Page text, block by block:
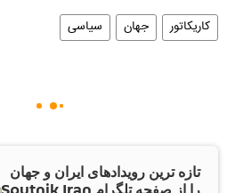
کاریکاتور جهان سیاسی
تازه ترین رویدادهای ایران و جهان